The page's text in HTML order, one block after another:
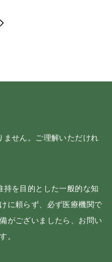
せん。ご理解いただけれ
を目的とした一般的な知
に頼らず、必ず医療機関で
がございましたら、お問い
。